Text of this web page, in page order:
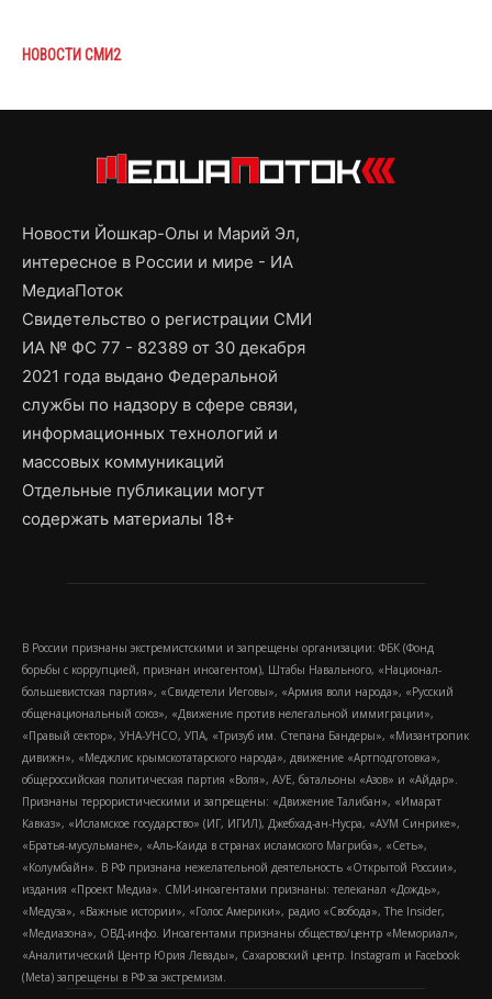
НОВОСТИ СМИ2
Новости Йошкар-Олы и Марий Эл,
интересное в России и мире - ИА
МедиаПоток
Свидетельство о регистрации СМИ
ИА № ФС 77 - 82389 от 30 декабря
2021 года выдано Федеральной
службы по надзору в сфере связи,
информационных технологий и
массовых коммуникаций
Отдельные публикации могут
содержать материалы 18+
В России признаны экстремистскими и запрещены организации: ФБК (Фонд
борьбы с коррупцией, признан иноагентом), Штабы Навального, «Национал-
большевистская партия», «Свидетели Иеговы», «Армия воли народа», «Русский
общенациональный союз», «Движение против нелегальной иммиграции»,
«Правый сектор», УНА-УНСО, УПА, «Тризуб им. Степана Бандеры», «Мизантропик
дивижн», «Меджлис крымскотатарского народа», движение «Артподготовка»,
общероссийская политическая партия «Воля», АУЕ, батальоны «Азов» и «Айдар».
Признаны террористическими и запрещены: «Движение Талибан», «Имарат
Кавказ», «Исламское государство» (ИГ, ИГИЛ), Джебхад-ан-Нусра, «АУМ Синрике»,
«Братья-мусульмане», «Аль-Каида в странах исламского Магриба», «Сеть»,
«Колумбайн». В РФ признана нежелательной деятельность «Открытой России»,
издания «Проект Медиа». СМИ-иноагентами признаны: телеканал «Дождь»,
«Медуза», «Важные истории», «Голос Америки», радио «Свобода», The Insider,
«Медиазона», ОВД-инфо. Иноагентами признаны общество/центр «Мемориал»,
«Аналитический Центр Юрия Левады», Сахаровский центр. Instagram и Facebook
(Metа) запрещены в РФ за экстремизм.